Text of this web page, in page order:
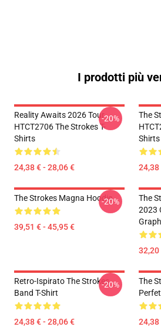
I prodotti più
Reality Awaits 2026 Tour
HTCT2706 The Strokes T-
Shirts
24,38 € - 28,06 €
-20%
The
Shirts
24,38
The Strokes Magna Hoodie
39,51 € - 45,95 €
-20%
The
2023
32,20
Retro-Ispirato The Strokes
Band T-Shirt
24,38 € - 28,06 €
-20%
The
24,38